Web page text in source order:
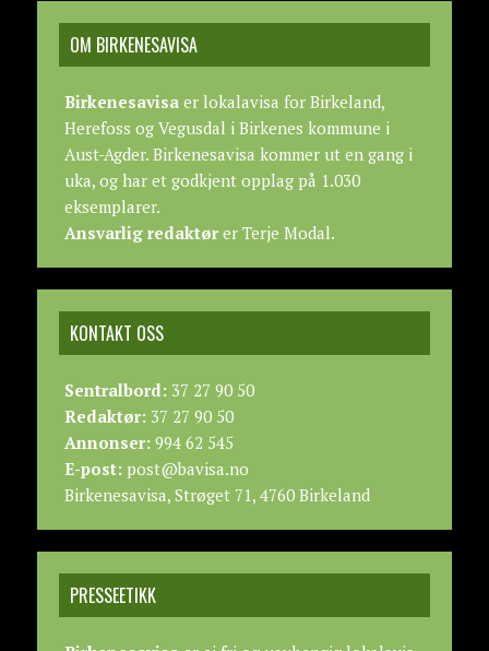
OM BIRKENESAVISA
Birkenesavisaer lokalavisa for Birkeland,
Herefoss og Vegusdal i Birkenes kommune i
Aust-Agder. Birkenesavisa kommer ut en gang i
uka, og har et godkjent opplag på 1.030
eksemplarer.
Ansvarlig redaktører Terje Modal.
KONTAKT OSS
Sentralbord:37 27 90 50
Redaktør:37 27 90 50
Annonser:994 62 545
E-post:post@bavisa.no
Birkenesavisa, Strøget 71, 4760 Birkeland
PRESSEETIKK